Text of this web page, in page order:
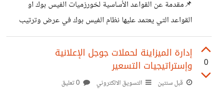
ميتا الإعلانية | https://youtu.be/e1De9-3nWWU
📌مقدمة عن القواعد الأساسية لخورزميات الفيس بوك او
القواعد التي يعتمد عليها نظام الفيس بوك في عرض وترتيب
المحتوي "Facebook Algorithm" تمويل وتشغيل الحملات
الاعلانية من خلال الشبكة الإعلانية التي تملكها ميتا او الفيس
بوك سابقا بيعتبر جزء اساسي بيعتمد عليه الماركتيرز ومديرين
التسويق في خطة الاعلان والتسويق لمنتجاتهم بالاضافة الي
0
إدارة الميزاينة لحملات جوجل الإعلانية
وإستراتيجيات التسعير
قبل سنتين التسويق الالكتروني